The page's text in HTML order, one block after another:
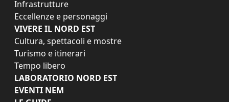
Infrastrutture
Eccellenze e personaggi
VIVERE IL NORD EST
Cultura, spettacoli e mostre
Turismo e itinerari
Tempo libero
LABORATORIO NORD EST
EVENTI NEM